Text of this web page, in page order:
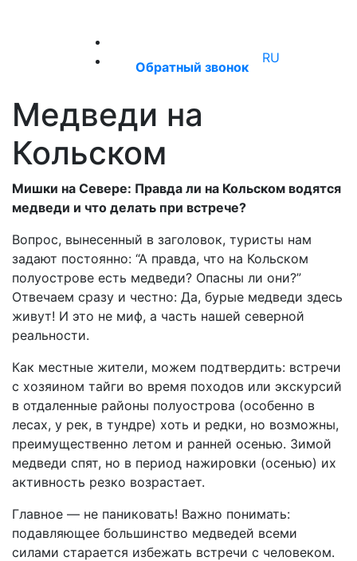
Обратный звонок
RU
Медведи на
Кольском
Мишки на Севере: Правда ли на Кольском водятся
медведи и что делать при встрече?
Вопрос, вынесенный в заголовок, туристы нам
задают постоянно: “А правда, что на Кольском
полуострове есть медведи? Опасны ли они?”
Отвечаем сразу и честно: Да, бурые медведи здесь
живут! И это не миф, а часть нашей северной
реальности.
Как местные жители, можем подтвердить: встречи
с хозяином тайги во время походов или экскурсий
в отдаленные районы полуострова (особенно в
лесах, у рек, в тундре) хоть и редки, но возможны,
преимущественно летом и ранней осенью. Зимой
медведи спят, но в период нажировки (осенью) их
активность резко возрастает.
Главное — не паниковать! Важно понимать:
подавляющее большинство медведей всеми
силами старается избежать встречи с человеком.